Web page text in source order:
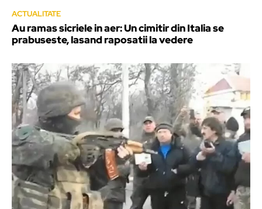
ACTUALITATE
Au ramas sicriele in aer: Un cimitir din Italia se
prabuseste, lasand raposatii la vedere